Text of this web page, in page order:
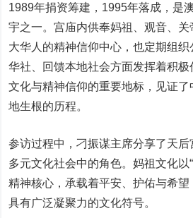
1989年捐资筹建，1995年落成，是
宇之一。宫庙内供奉妈祖、观音、
大华人的精神信仰中心，也定期组
华社、回馈本地社会方面发挥着积极
文化与精神信仰的重要地标，见证
地生根的历程。
参访过程中，刁振谋主席分享了天
多元文化社会中的角色。妈祖文化以
精神核心，承载着平安、护佑与希
具有广泛凝聚力的文化符号。